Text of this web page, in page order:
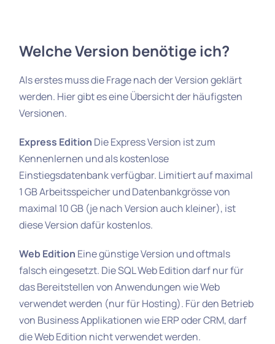
Welche Version benötige ich?
Als erstes muss die Frage nach der Version geklärt
werden. Hier gibt es eine Übersicht der häufigsten
Versionen.
Express Edition Die Express Version ist zum
Kennenlernen und als kostenlose
Einstiegsdatenbank verfügbar. Limitiert auf maximal
1 GB Arbeitsspeicher und Datenbankgrösse von
maximal 10 GB (je nach Version auch kleiner), ist
diese Version dafür kostenlos.
Web Edition Eine günstige Version und oftmals
falsch eingesetzt. Die SQL Web Edition darf nur für
das Bereitstellen von Anwendungen wie Web
verwendet werden (nur für Hosting). Für den Betrieb
von Business Applikationen wie ERP oder CRM, darf
die Web Edition nicht verwendet werden.